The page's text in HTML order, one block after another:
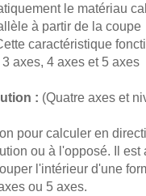
le matériau
à partir de la coupe
caractéristique
axes, 4 axes et 5 axes
: (Quatre axes et
pour calculer en
ou à l'opposé. Il est
l'intérieur d'une
ou 5 axes.